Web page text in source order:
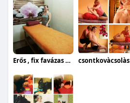
Erős , fix favázas masszázságy! csontkovàcsolàs